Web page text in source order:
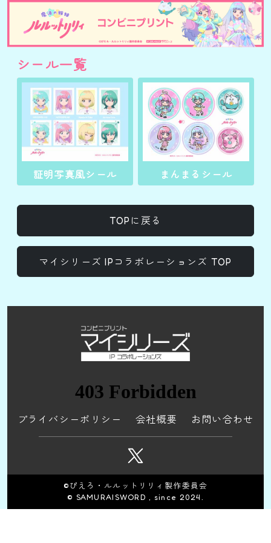
シール一覧
証明写真風シール まんまるシール
TOPに戻る
マイシリーズ IPコラボレーションズ TOP
プライバシーポリシー 会社概要 お問い合わせ
©ぴえろ・ルルットリリィ製作委員会
© SAMURAISWORD , since 2024.